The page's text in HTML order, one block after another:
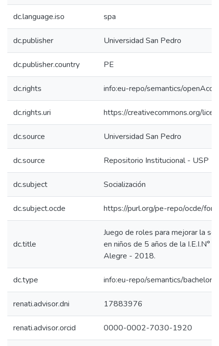
dc.language.iso spa
dc.publisher Universidad San Pedro
dc.publisher.country PE
dc.rights info:eu-repo/semantics/
dc.rights.uri https://creativecommons.org/
dc.source Universidad San Pedro
dc.source Repositorio Institucional - USP
dc.subject Socialización
dc.subject.ocde https://purl.org/pe-repo/ocde/
dc.title
Juego de roles para mejorar la
en niños de 5 años de la I.E.I.N°
Alegre - 2018.
dc.type info:eu-repo/semantics/
renati.advisor.dni 17883976
renati.advisor.orcid 0000-0002-7030-1920